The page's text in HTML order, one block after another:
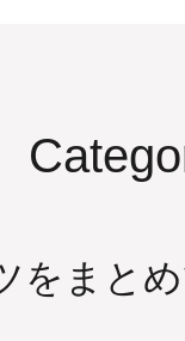
をまと